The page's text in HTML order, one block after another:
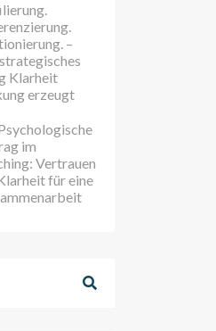
–
Klarheit
erzeugt
im
Vertrauen
für eine